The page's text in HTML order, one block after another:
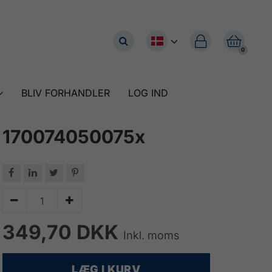

0

BLIV FORHANDLER LOG IND
170074050075x
   
 
349,70 DKK Inkl. moms
LÆG I KURV